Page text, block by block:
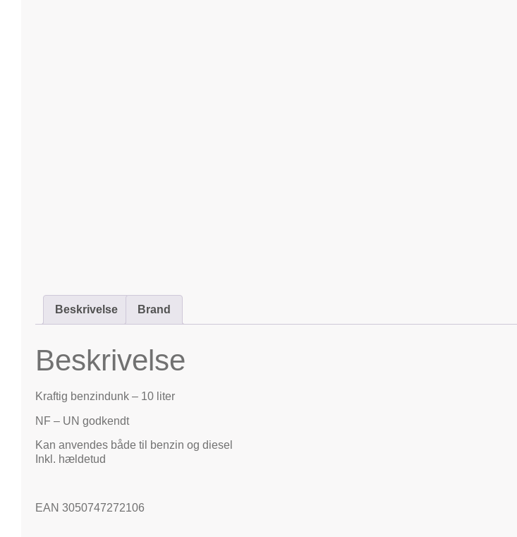
Beskrivelse Brand
Beskrivelse
Kraftig benzindunk – 10 liter
NF – UN godkendt
Kan anvendes både til benzin og diesel
Inkl. hældetud
EAN 3050747272106